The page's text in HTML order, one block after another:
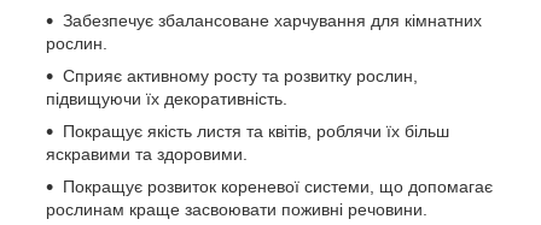
Забезпечує збалансоване харчування для кімнатних
рослин.
Сприяє активному росту та розвитку рослин,
підвищуючи їх декоративність.
Покращує якість листя та квітів, роблячи їх більш
яскравими та здоровими.
Покращує розвиток кореневої системи, що допомагає
рослинам краще засвоювати поживні речовини.